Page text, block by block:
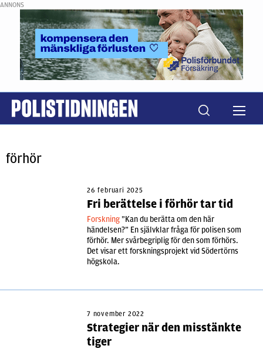
ANNONS
förhör
26 februari 2025
Fri berättelse i förhör tar tid
Forskning ”Kan du berätta om den här
händelsen?” En självklar fråga för polisen som
förhör. Mer svårbegriplig för den som förhörs.
Det visar ett forskningsprojekt vid Södertörns
högskola.
7 november 2022
Strategier när den misstänkte
tiger